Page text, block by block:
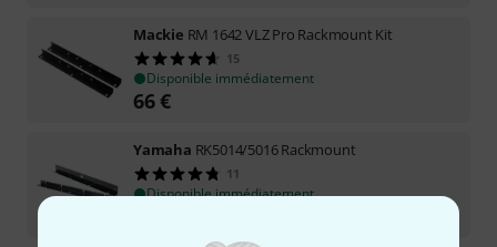
Mackie RM 1642 VLZ Pro Rackmount Kit
15
Disponible immédiatement
66€
Yamaha RK5014/5016 Rackmount
11
Disponible immédiatement